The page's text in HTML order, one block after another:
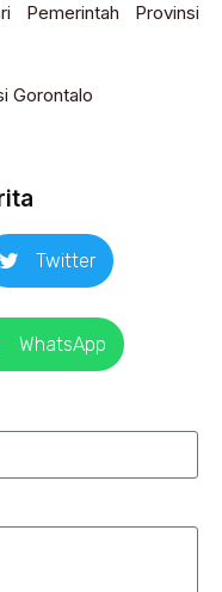
Pemerintah Provinsi
Gorontalo
Twitter
WhatsApp